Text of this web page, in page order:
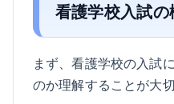
看護学校入試の
まず、看護学校の入試
のか理解することが大切